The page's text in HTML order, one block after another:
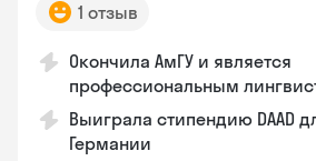
1 отзыв
Окончила АмГУ и является
профессиональным
Выиграла стипендию DAAD
Германии